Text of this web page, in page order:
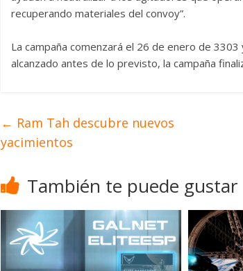
recuperando materiales del convoy”.
La campaña comenzará el 26 de enero de
alcanzado antes de lo previsto, la campaña
← Ram Tah descubre nuevos
yacimientos
También te puede gustar